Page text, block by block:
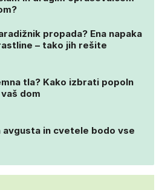
propada? Ena napaka
– tako jih rešite
tla? Kako izbrati popoln
dom
avgusta in cvetele bodo vse